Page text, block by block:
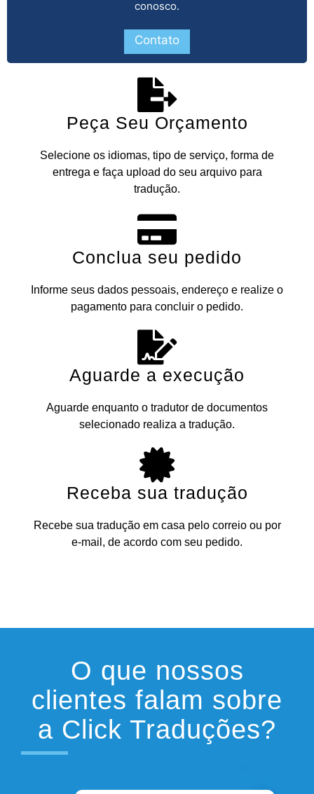
conosco.
Contato
Peça Seu Orçamento
Selecione os idiomas, tipo de serviço, forma de
entrega e faça upload do seu arquivo para
tradução.
Conclua seu pedido
Informe seus dados pessoais, endereço e realize o
pagamento para concluir o pedido.
Aguarde a execução
Aguarde enquanto o tradutor de documentos
selecionado realiza a tradução.
Receba sua tradução
Recebe sua tradução em casa pelo correio ou por
e-mail, de acordo com seu pedido.
O que nossos
clientes falam sobre
a Click Traduções?